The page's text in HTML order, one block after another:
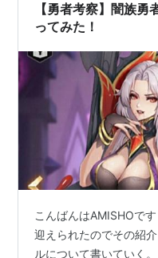
【勇者考察】闇族
ってみた！
こんばんはAMISHOで
迎えられたのでその紹
ルについて書いていく